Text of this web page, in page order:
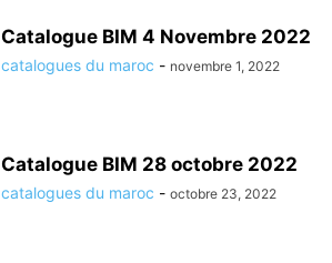
Catalogue BIM 4 Novembre 2022
catalogues du maroc - novembre 1, 2022
Catalogue BIM 28 octobre 2022
catalogues du maroc - octobre 23, 2022